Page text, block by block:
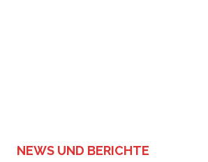
NEWS UND BERICHTE